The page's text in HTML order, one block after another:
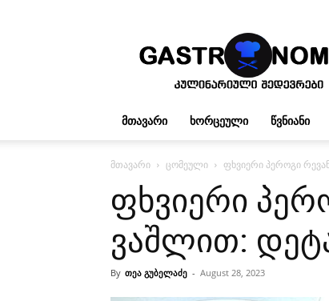
გასტრონომია
ᲛᲗᲐᲕᲐᲠᲘ ᲮᲝᲠᲪᲔᲣᲚᲘ ᲬᲕᲜᲘᲐᲜᲘ
მთავარი ცომეული ფხვიერი პეროგი
ფხვიერი
ვაშლით:
By თეა გუბელაძე - August 28, 2023